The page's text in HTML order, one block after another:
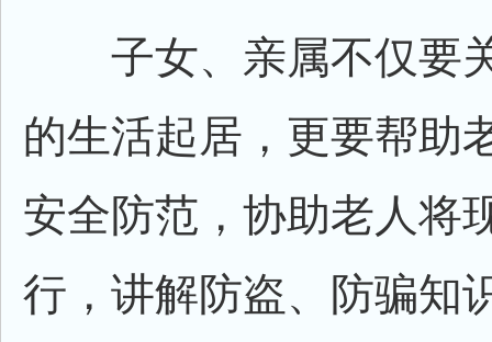
子女、亲属不仅要
的生活起居，更要帮助
安全防范，协助老人将
行，讲解防盗、防骗知